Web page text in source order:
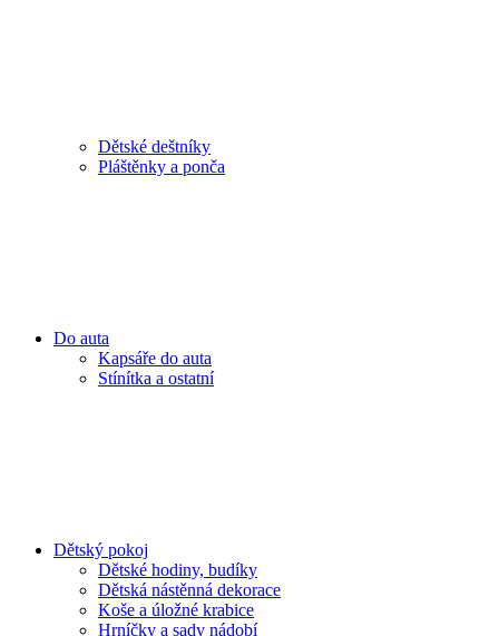
Dětské deštníky
Pláštěnky a ponča
Do auta
Kapsáře do auta
Stínítka a ostatní
Dětský pokoj
Dětské hodiny, budíky
Dětská nástěnná dekorace
Koše a úložné krabice
Hrníčky a sady nádobí